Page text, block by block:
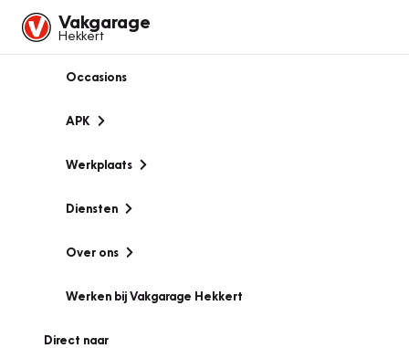
Vakgarage
Hekkert
Occasions
APK
Werkplaats
Diensten
Over ons
Werken bij Vakgarage Hekkert
Direct naar